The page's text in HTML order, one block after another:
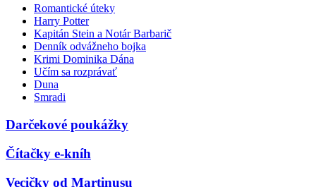
Romantické úteky
Harry Potter
Kapitán Stein a Notár Barbarič
Denník odvážneho bojka
Krimi Dominika Dána
Učím sa rozprávať
Duna
Smradi
Darčekové poukážky
Čítačky e-kníh
Vecičky od Martinusu